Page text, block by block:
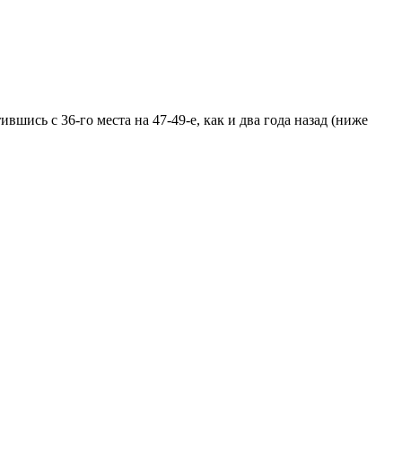
с 36-го места на 47-49-е, как и два года назад (ниже